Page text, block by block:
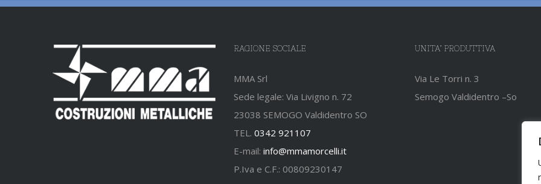
RAGIONE SOCIALE
MMA Srl
Sede legale: Via Livigno n. 72
23038 SEMOGO Valdidentro SO
TEL. 0342 921107
E-mail: info@mmamorcelli.it
P.Iva e C.F.: 00809230147
UNITA’ PRODUTTIVA
Via Le Torri n. 3
Semogo Valdidentro –So